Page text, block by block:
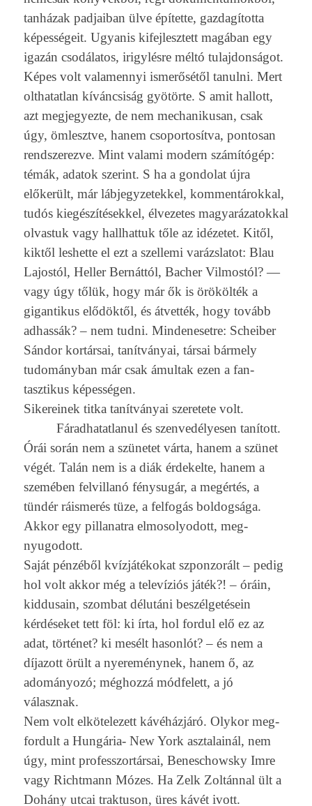
tanházak pad­jaiban ülve építette, gaz­dagítot­ta
képességeit. Ugyanis kifej­lesztett magában egy
igazán csodálatos, ir­igylés­re méltó tulaj­donságot.
Képes volt valamen­nyi ismerősétől tanul­ni. Mert
olthatat­lan kíváncsiság gyötörte. S amit hal­lott,
azt meg­jegyez­te, de nem mech­anikusan, csak
úgy, ömlesztve, hanem csopor­tosít­va, pon­tosan
re­ndszerez­ve. Mint valami modern számítógép:
témák, adatok szerint. S ha a gon­dolat újra
előkerült, már láb­jegyzetek­kel, kom­mentárokk­al,
tudós kiegés­zítések­kel, élvezetes magyarázatokk­al
ol­vastuk vagy hallhat­tuk tőle az idézetet. Kitől,
kiktől les­hette el ezt a szel­lemi varázslatot: Blau
Lajos­tól, Hell­er Bernáttól, Bach­er Vil­mostól? —
vagy úgy tőlük, hogy már ők is örökölték a
gigan­tikus elődöktől, és átvették, hogy tovább
ad­hassák? – nem tudni. Min­deneset­re: Scheib­er
Sándor kortársai, tanítványai, társai bármely
tudományban már csak ámul­tak ezen a fan­
tasztikus képességen.
Sikereinek titka tanítványai szeretete volt.
Fárad­hatat­lanul és szen­vedélyes­en tanított.
Órái során nem a szünetet várta, hanem a szünet
végét. Talán nem is a diák érdekel­te, hanem a
szemében fel­villanó fénysugár, a megértés, a
tündér ráismerés tüze, a fel­fogás bol­dogsága.
Akkor egy pil­lanat­ra el­mosolyodott, meg­
nyugodott.
Saját pénzéből kvízjátékokat szpon­zorált – pedig
hol volt akkor még a televíziós játék?! – óráin,
kid­dusain, szom­bat délutáni beszélgetésein
kérdéseket tett föl: ki írta, hol for­dul elő ez az
adat, történet? ki mesélt hason­lót? – és nem a
díjazott örült a nyereménynek, hanem ő, az
adományozó; méghozzá mód­felett, a jó
válasznak.
Nem volt el­kötelezett kávéházjáró. Olykor meg­
fordult a Hungária- New York as­ztalainál, nem
úgy, mint pro­fesszor­társai, Be­neschowsky Imre
vagy Richtmann Mózes. Ha Zelk Zoltánnal ült a
Dohány utcai trak­tuson, üres kávét ivott.